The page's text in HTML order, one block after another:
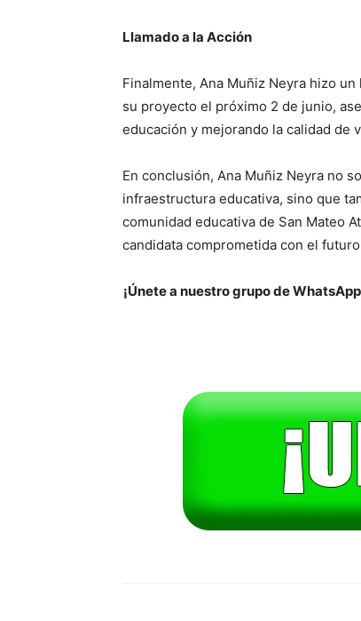
Llamado a la Acción
Finalmente, Ana Muñiz Neyra hizo
su proyecto el próximo 2 de junio,
educación y mejorando la calidad de
En conclusión, Ana Muñiz Neyra no
infraestructura educativa, sino que
comunidad educativa de San Mateo
candidata comprometida con el
¡Únete a nuestro grupo de